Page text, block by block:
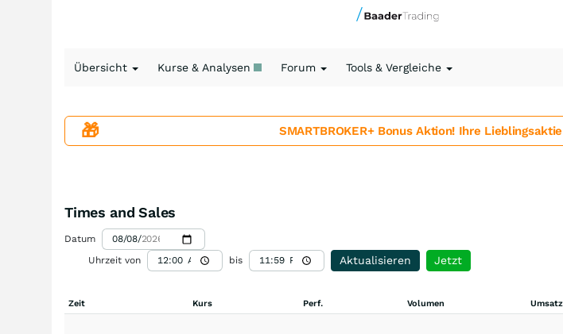
Übersicht Kurse & Analysen Forum Tools & Vergleiche
🎁 SMARTBROKER+ Bonus Aktion! Ihre
Times and Sales
Datum
Uhrzeit von
bis Aktualisieren Jetzt
Zeit Kurs Perf. Volumen Umsatz